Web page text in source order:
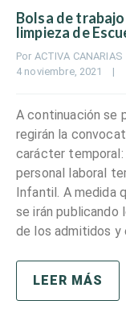
Bolsa de
limpieza de
Por ACTIVA CANARIAS
4 noviembre, 2021 |
A continuación se
regirán la
carácter temporal:
personal laboral
Infantil. A medida
se irán
de los admitidos y
LEER MÁS